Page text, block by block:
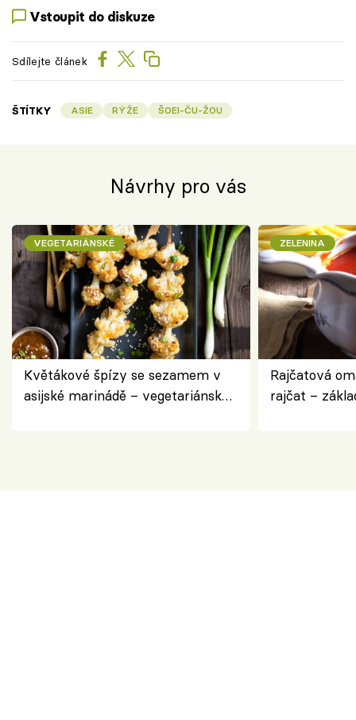
Vstoupit do diskuze
Sdílejte článek
ŠTÍTKY ASIE RÝŽE ŠOEI-ČU-ŽOU
Návrhy pro vás
VEGETARIÁNSKÉ
Květákové špízy se sezamem v
asijské marinádě – vegetariánská
ZELENINA
Rajčatová
rajčat –